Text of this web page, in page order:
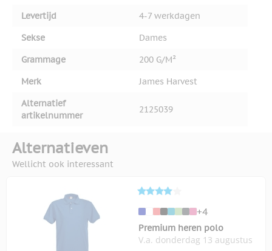
Levertijd
4-7 werkdagen
Sekse
Dames
Grammage
200 G/M²
Merk
James Harvest
Alternatief
artikelnummer
2125039
Alternatieven
Wellicht ook interessant
+4
Premium heren polo
V.a. donderdag 13 augustus